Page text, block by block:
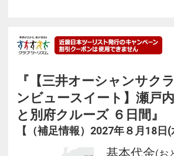
『【三井オーシャンサク
ンビュースイート】瀬戸
と別府クルーズ ６日間』
【（補足情報）2027年８月18日(
基本代金